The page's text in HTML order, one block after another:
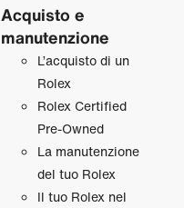
Acquisto e
manutenzione
L’acquisto di un
Rolex
Rolex Certified
Pre‑Owned
La manutenzione
del tuo Rolex
Il tuo Rolex nel